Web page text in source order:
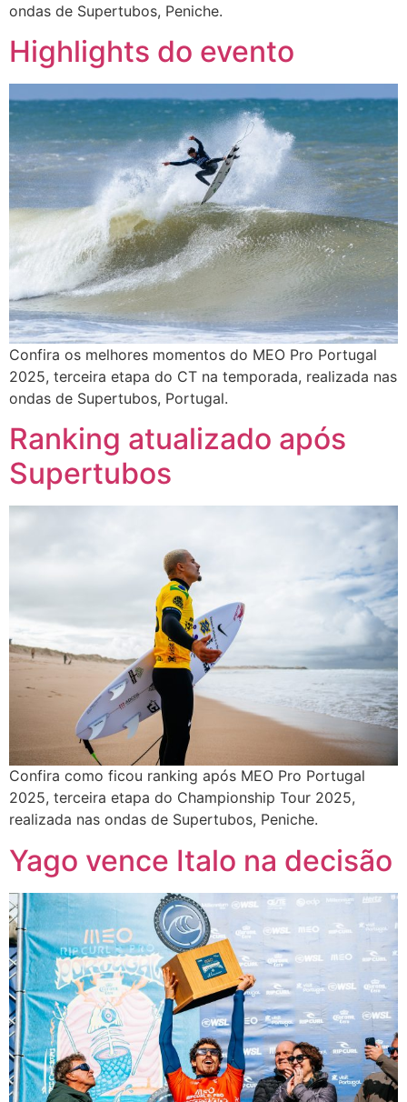
ondas de Supertubos, Peniche.
Highlights do evento
Confira os melhores momentos do MEO Pro Portugal
2025, terceira etapa do CT na temporada, realizada nas
ondas de Supertubos, Portugal.
Ranking atualizado após
Supertubos
Confira como ficou ranking após MEO Pro Portugal
2025, terceira etapa do Championship Tour 2025,
realizada nas ondas de Supertubos, Peniche.
Yago vence Italo na decisão